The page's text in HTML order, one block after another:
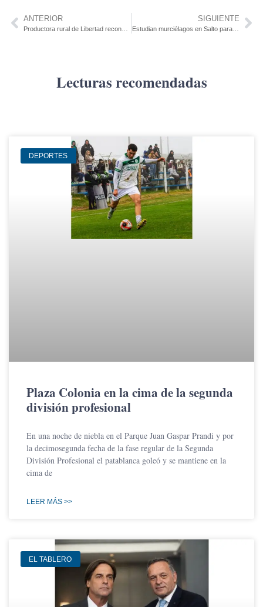
ANTERIOR SIGUIENTE
Estudian murciélagos en Salto para prevenir casos de rabia humana
Lecturas recomendadas
DEPORTES
Plaza Colonia en la cima de la segunda
división profesional
En una noche de niebla en el Parque Juan Gaspar Prandi y por
la decimosegunda fecha de la fase regular de la Segunda
División Profesional el patablanca goleó y se mantiene en la
cima de
LEER MÁS >>
EL TABLERO